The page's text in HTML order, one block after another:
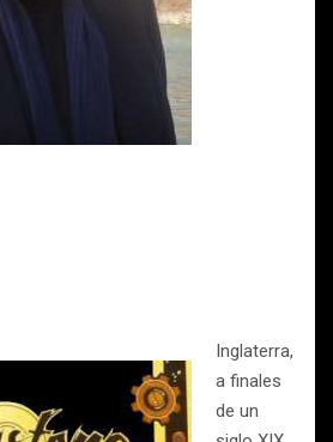
Inglaterra,
a finales
de un